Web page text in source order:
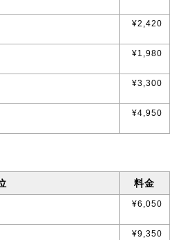
¥2,420
¥1,980
¥3,300
¥4,950
料金
¥6,050
¥9,350